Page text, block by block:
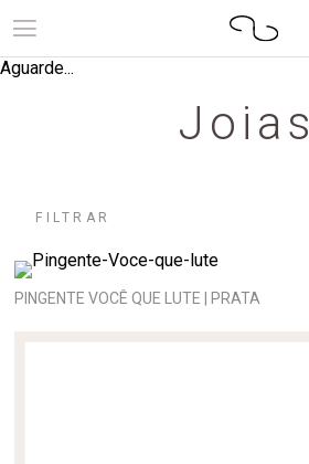
Aguarde...
Joias
FILTRAR
PINGENTE VOCÊ QUE LUTE | PRATA